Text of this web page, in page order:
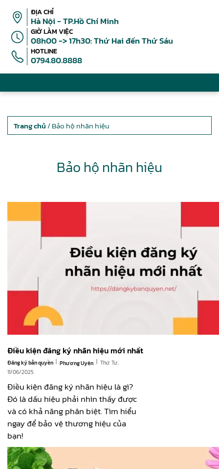
ĐỊA CHỈ
Hà Nội - TP.Hồ Chí Minh
GIỜ LÀM VIỆC
08h00 -> 17h30: Thứ Hai đến Thứ Sáu
HOTLINE
0794.80.8888
Trang chủ / Bảo hộ nhãn hiệu
Bảo hộ nhãn hiệu
Điều kiện đăng ký nhãn hiệu mới nhất
Đăng ký bản quyền | Phương Uyên | Thứ Tư,
11/06/2025
Điều kiện đăng ký nhãn hiệu là gì?
Đó là dấu hiệu phải nhìn thấy được
và có khả năng phân biệt. Tìm hiểu
ngay để bảo vệ thương hiệu của
bạn!